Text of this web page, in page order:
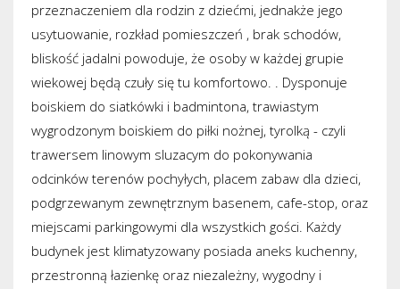
przeznaczeniem dla rodzin z dziećmi, jednakże jego
usytuowanie, rozkład pomieszczeń , brak schodów,
bliskość jadalni powoduje, że osoby w każdej grupie
wiekowej będą czuły się tu komfortowo. . Dysponuje
boiskiem do siatkówki i badmintona, trawiastym
wygrodzonym boiskiem do piłki nożnej, tyrolką - czyli
trawersem linowym sluzacym do pokonywania
odcinków terenów pochyłych, placem zabaw dla dzieci,
podgrzewanym zewnętrznym basenem, cafe-stop, oraz
miejscami parkingowymi dla wszystkich gości. Każdy
budynek jest klimatyzowany posiada aneks kuchenny,
przestronną łazienkę oraz niezależny, wygodny i